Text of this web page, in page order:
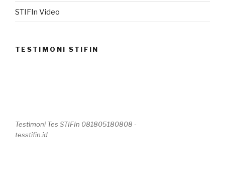
STIFIn Video
TESTIMONI STIFIN
Testimoni Tes STIFIn 081805180808 -
tesstifin.id